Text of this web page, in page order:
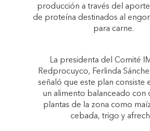
producción a través del
de proteína destinados al
para carne.
La presidenta del Comité
Redprocuyco, Ferlinda
señaló que este plan consiste
un alimento balanceado con
plantas de la zona como
cebada, trigo y